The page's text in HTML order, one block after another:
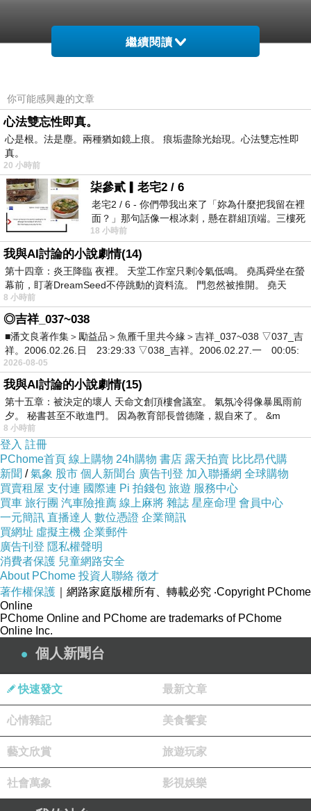
繼續閱讀
你可能感興趣的文章
心法雙忘性即真。
心是根。法是塵。兩種猶如鏡上痕。 痕垢盡除光始現。心法雙忘性即
真。
20 小時前
柒參貳▎老宅2 / 6
老宅2 / 6 - 你們帶我出來了「妳為什麼把我留在裡
面？」那句話像一根冰刺，懸在群組頂端。三樓死
死盯著照片裡的人。那個人確實站在
18 小時前
我與AI討論的小說劇情(14)
第十四章：炎王降臨 夜裡。 天堂工作室只剩冷氣低鳴。 堯禹舜坐在螢
幕前，盯著DreamSeed不停跳動的資料流。 門忽然被推開。 堯天
8 小時前
◎吉祥_037~038
■潘文良著作集＞勵益品＞魚雁千里共今緣＞吉祥_037~038 ▽037_吉
祥。2006.02.26.日 23:29:33 ▽038_吉祥。2006.02.27.一 00:05:
2026-08-05
我與AI討論的小說劇情(15)
第十五章：被決定的壞人 天命文創頂樓會議室。 氣氛冷得像暴風雨前
夕。 秘書甚至不敢進門。 因為教育部長曾德隆，親自來了。 &m
8 小時前
登入 註冊
PChome首頁 線上購物 24h購物 書店 露天拍賣 比比昂代購
新聞 /氣象 股市 個人新聞台 廣告刊登 加入聯播網 全球購物
買賣租屋 支付連 國際連 Pi 拍錢包 旅遊 服務中心
買車 旅行團 汽車險推薦 線上麻將 雜誌 星座命理 會員中心
一元簡訊 直播達人 數位憑證 企業簡訊
買網址 虛擬主機 企業郵件
廣告刊登 隱私權聲明
消費者保護 兒童網路安全
About PChome 投資人聯絡 徵才
著作權保護 ｜網路家庭版權所有、轉載必究 ‧Copyright PChome
Online
PChome Online and PChome are trademarks of PChome
Online Inc.
個人新聞台
快速發文 最新文章
心情雜記 美食饗宴
藝文欣賞 旅遊玩家
社會萬象 影視娛樂